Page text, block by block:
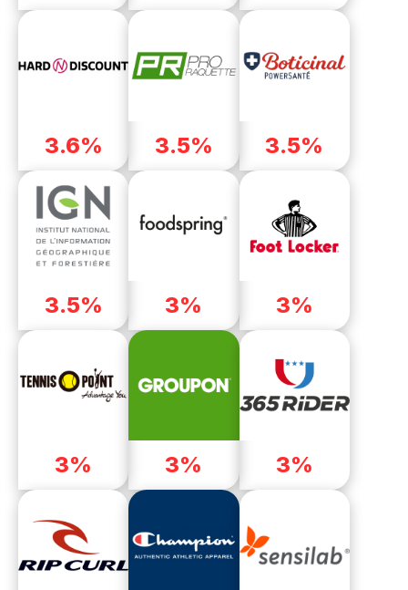
3.6% 3.5% 3.5%
3.5% 3% 3%
3% 3% 3%